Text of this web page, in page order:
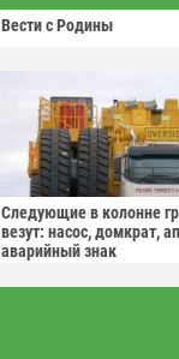
Вести с Родины
Следующие в колонне
везут: насос, домкрат,
аварийный знак